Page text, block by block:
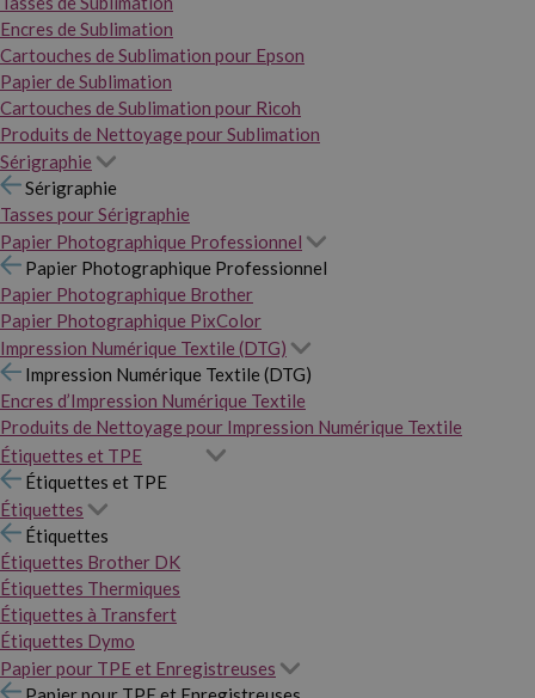
Encres de Sublimation
Cartouches de Sublimation pour Epson
Papier de Sublimation
Cartouches de Sublimation pour Ricoh
Produits de Nettoyage pour Sublimation
Sérigraphie
Sérigraphie
Tasses pour Sérigraphie
Papier Photographique Professionnel
Papier Photographique Professionnel
Papier Photographique Brother
Papier Photographique PixColor
Impression Numérique Textile (DTG)
Impression Numérique Textile (DTG)
Encres d’Impression Numérique Textile
Produits de Nettoyage pour Impression Numérique Textile
Étiquettes et TPE
Étiquettes et TPE
Étiquettes
Étiquettes
Étiquettes Brother DK
Étiquettes Thermiques
Étiquettes à Transfert
Étiquettes Dymo
Papier pour TPE et Enregistreuses